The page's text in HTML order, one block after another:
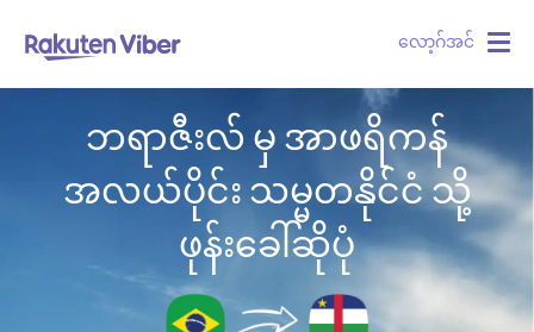
လော့ဂ်အင်
ဘရာဇီးလ် မှ အာဖရိကန်
အလယ်ပိုင်း သမ္မတနိုင်ငံ သို့
ဖုန်းခေါ်ဆိုပုံ